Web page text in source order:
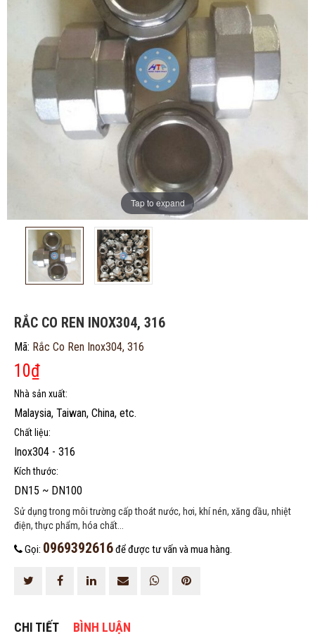
Tap to expand
RẮC CO REN INOX304, 316
Mã: Rắc Co Ren Inox304, 316
10₫
Nhà sản xuất:
Malaysia, Taiwan, China, etc.
Chất liệu:
Inox304 - 316
Kích thước:
DN15 ~ DN100
Sử dụng trong môi trường cấp thoát nước, hơi, khí nén, xăng dầu, nhiệt
điện, thực phẩm, hóa chất...
Gọi: 0969392616để được tư vấn và mua hàng.
CHI TIẾT BÌNH LUẬN
Đăng ký tư vấn trực tiếp 24/7: 0969392616